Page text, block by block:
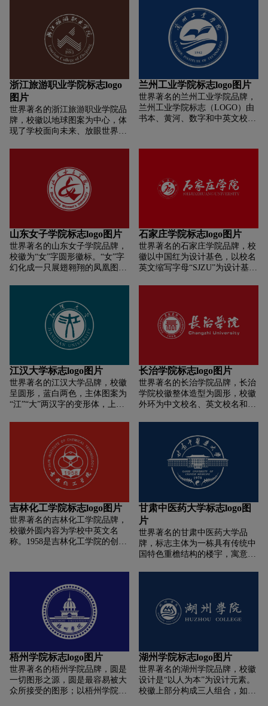
构成陕西省特有珍惜动物朱鹮飞
翔主题，意寓学校事业腾飞。
原子符号形成“人”字，充分体现
大学以人才培养为核心的办学宗
浙江旅游职业学院标志logo
图片
世界著名的浙江旅游职业学院品
牌，校徽以地球图案为中心，体
现了学校面向未来、放眼世界的
下方由跑道变形为渐高的领奖
台，象征着牡师院人在不同阶段
取得的辉煌成就。
兰州工业学院标志logo图片
世界著名的兰州工业学院品牌，
兰州工业学院标志（LOGO）由
书本、黄河、数字和中英文校名
学院在不断探索中追求进步。其
标志主体图形以汉字“兰”和“工”
为创意元素，形、义贯通交融，
求真理、博学笃行、志存高远的
精神。奔流的黄河，象征着地处
黄河之滨的兰州工业学院，拥有
百折不回、勇往直前的奋斗精
山东女子学院标志logo图片
世界著名的山东女子学院品牌，
校徽为“女”字圆形徽标。“女”字
幻化成一只展翅翱翔的凤凰图
女性精神，展现女子学院拼搏崛
起、腾飞发展的美好前景。中英
文校名上下环绕对应，认读性
强。校徽整体造型端庄大气、寓
意深刻、特点鲜明。
石家庄学院标志logo图片
世界著名的石家庄学院品牌，校
徽以中国红为设计基色，以校名
英文缩写字母“SJZU”为设计基
有机组合构成了完整的圆形图
案，象征着进取、活力与和谐，
预示着学校蒸蒸日上、和谐发展
江汉大学标志logo图片
世界著名的江汉大学品牌，校徽
呈圆形，蓝白两色，主体图案为
“江”“大”两汉字的变形体，上下
长治学院标志logo图片
世界著名的长治学院品牌，长治
学院校徽整体造型为圆形，校徽
外环为中文校名、英文校名和建
简称“晋”。校徽中心上方为书本
组成的古代建筑图案，寓意文化
传承、教书育人，校徽中心下方
为山水图形，象征太行山与漳河
水。校徽彰显了学校作为应用型
本科高校扎根太行文化沃土、矢
志铸魂育人的办学宗旨和理念。
吉林化工学院标志logo图片
世界著名的吉林化工学院品牌，
校徽外圆内容为学校中英文名
称。1958是吉林化工学院的创建
生，培养高尚的人、儒雅的人、
智慧的人;圆形能包容一切，代表
吉林化工学院宽广的心胸和海纳
百川的气度。
甘肃中医药大学标志logo图
片
世界著名的甘肃中医药大学品
牌，标志主体为一栋具有传统中
国特色重檐结构的楼宇，寓意甘
古代藏经阁体现出学校文化和浓
厚，下方是一组中草药叶子体现
出校园传统中医文化;圆内中上方
学;下方为英文"甘肃中医药大
学"字样，表明甘肃中医药大学
是一所向国际开放的大学;颜色上
蓝色代表的医疗，土黄色代表中
药，两者相结合即传统又不失现
梧州学院标志logo图片
世界著名的梧州学院品牌，圆是
一切图形之源，圆是最容易被大
众所接受的图形；以梧州学院标
湖州学院标志logo图片
世界著名的湖州学院品牌，校徽
设计是“以人为本”为设计元素。
校徽上部分构成三人组合，如一